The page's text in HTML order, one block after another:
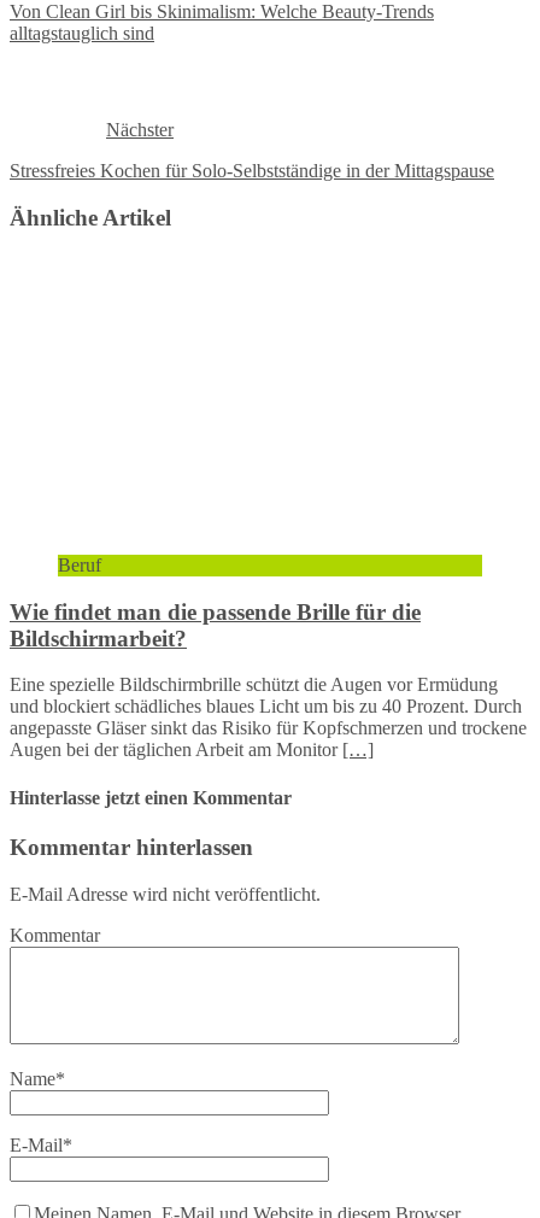
Von Clean Girl bis Skinimalism: Welche Beauty-Trends
alltagstauglich sind
Nächster
Stressfreies Kochen für Solo-Selbstständige in der Mittagspause
Ähnliche Artikel
Beruf
Wie findet man die passende Brille für die
Bildschirmarbeit?
Eine spezielle Bildschirmbrille schützt die Augen vor Ermüdung
und blockiert schädliches blaues Licht um bis zu 40 Prozent. Durch
angepasste Gläser sinkt das Risiko für Kopfschmerzen und trockene
Augen bei der täglichen Arbeit am Monitor […]
Hinterlasse jetzt einen Kommentar
Kommentar hinterlassen
E-Mail Adresse wird nicht veröffentlicht.
Kommentar
Name*
E-Mail*
Meinen Namen, E-Mail und Website in diesem Browser